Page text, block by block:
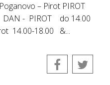
– Pirot PIROT
- PIROT do 14.00
14.00-18.00 &...